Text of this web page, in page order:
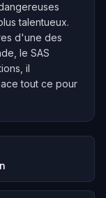
talentueux.
d'une des
le SAS
il
tout ce pour